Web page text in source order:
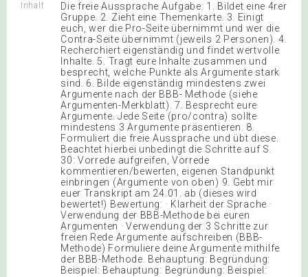
Inhalt
Die freie Aussprache Aufgabe: 1. Bildet eine 4rer
Gruppe. 2. Zieht eine Themenkarte. 3. Einigt
euch, wer die Pro-Seite übernimmt und wer die
Contra-Seite übernimmt (jeweils 2 Personen). 4.
Recherchiert eigenständig und findet wertvolle
Inhalte. 5. Tragt eure Inhalte zusammen und
besprecht, welche Punkte als Argumente stark
sind. 6. Bilde eigenständig mindestens zwei
Argumente nach der BBB- Methode (siehe
Argumenten-Merkblatt). 7. Besprecht eure
Argumente. Jede Seite (pro/contra) sollte
mindestens 3 Argumente präsentieren. 8.
Formuliert die freie Aussprache und übt diese.
Beachtet hierbei unbedingt die Schritte auf S.
30: Vorrede aufgreifen, Vorrede
kommentieren/bewerten, eigenen Standpunkt
einbringen (Argumente von oben) 9. Gebt mir
euer Transkript am 24.01. ab (dieses wird
bewertet!) Bewertung: · Klarheit der Sprache ·
Verwendung der BBB-Methode bei euren
Argumenten · Verwendung der 3 Schritte zur
freien Rede Argumente aufschreiben (BBB-
Methode) Formuliere deine Argumente mithilfe
der BBB-Methode. Behauptung: Begründung:
Beispiel: Behauptung: Begründung: Beispiel: